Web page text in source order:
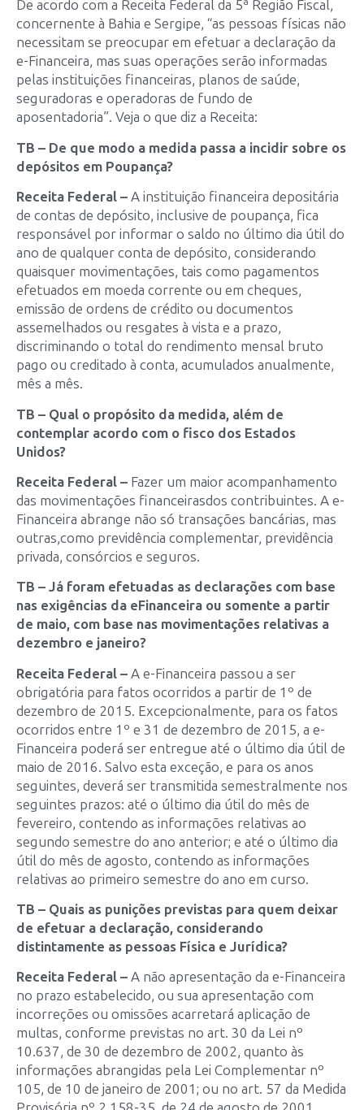
De acordo com a Receita Federal da 5ª Região Fiscal,
concernente à Bahia e Sergipe, “as pessoas físicas não
necessitam se preocupar em efetuar a declaração da
e-Financeira, mas suas operações serão informadas
pelas instituições financeiras, planos de saúde,
seguradoras e operadoras de fundo de
aposentadoria”. Veja o que diz a Receita:
TB – De que modo a medida passa a incidir sobre os
depósitos em Poupança?
Receita Federal – A instituição financeira depositária
de contas de depósito, inclusive de poupança, fica
responsável por informar o saldo no último dia útil do
ano de qualquer conta de depósito, considerando
quaisquer movimentações, tais como pagamentos
efetuados em moeda corrente ou em cheques,
emissão de ordens de crédito ou documentos
assemelhados ou resgates à vista e a prazo,
discriminando o total do rendimento mensal bruto
pago ou creditado à conta, acumulados anualmente,
mês a mês.
TB – Qual o propósito da medida, além de
contemplar acordo com o fisco dos Estados
Unidos?
Receita Federal – Fazer um maior acompanhamento
das movimentações financeirasdos contribuintes. A e-
Financeira abrange não só transações bancárias, mas
outras,como previdência complementar, previdência
privada, consórcios e seguros.
TB – Já foram efetuadas as declarações com base
nas exigências da eFinanceira ou somente a partir
de maio, com base nas movimentações relativas a
dezembro e janeiro?
Receita Federal – A e-Financeira passou a ser
obrigatória para fatos ocorridos a partir de 1º de
dezembro de 2015. Excepcionalmente, para os fatos
ocorridos entre 1º e 31 de dezembro de 2015, a e-
Financeira poderá ser entregue até o último dia útil de
maio de 2016. Salvo esta exceção, e para os anos
seguintes, deverá ser transmitida semestralmente nos
seguintes prazos: até o último dia útil do mês de
fevereiro, contendo as informações relativas ao
segundo semestre do ano anterior; e até o último dia
útil do mês de agosto, contendo as informações
relativas ao primeiro semestre do ano em curso.
TB – Quais as punições previstas para quem deixar
de efetuar a declaração, considerando
distintamente as pessoas Física e Jurídica?
Receita Federal – A não apresentação da e-Financeira
no prazo estabelecido, ou sua apresentação com
incorreções ou omissões acarretará aplicação de
multas, conforme previstas no art. 30 da Lei nº
10.637, de 30 de dezembro de 2002, quanto às
informações abrangidas pela Lei Complementar nº
105, de 10 de janeiro de 2001; ou no art. 57 da Medida